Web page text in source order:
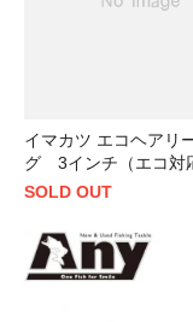
イマカツ エコヘアリ
グ 3インチ（エコ対
SOLD OUT